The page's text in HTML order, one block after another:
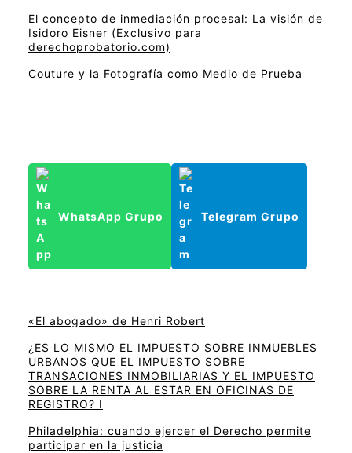
El concepto de inmediación procesal: La visión de
Isidoro Eisner (Exclusivo para
derechoprobatorio.com)
Couture y la Fotografía como Medio de Prueba
WhatsApp Grupo Telegram Grupo
«El abogado» de Henri Robert
¿ES LO MISMO EL IMPUESTO SOBRE INMUEBLES
URBANOS QUE EL IMPUESTO SOBRE
TRANSACIONES INMOBILIARIAS Y EL IMPUESTO
SOBRE LA RENTA AL ESTAR EN OFICINAS DE
REGISTRO? I
Philadelphia: cuando ejercer el Derecho permite
participar en la justicia